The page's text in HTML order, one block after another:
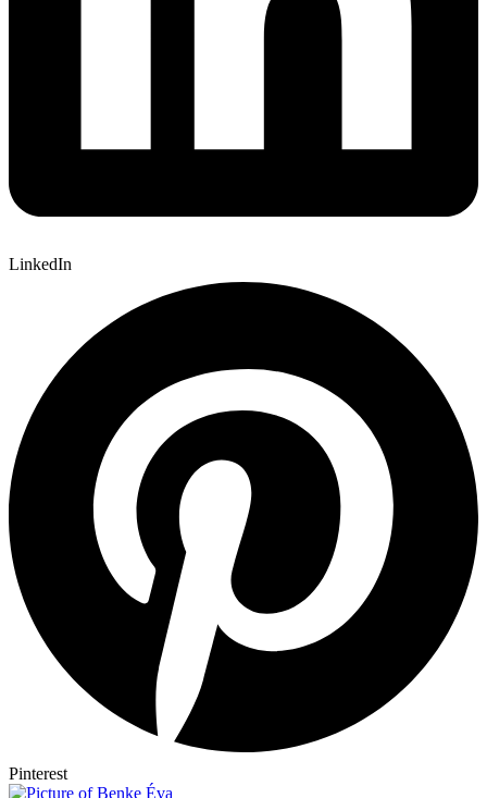
LinkedIn
Pinterest